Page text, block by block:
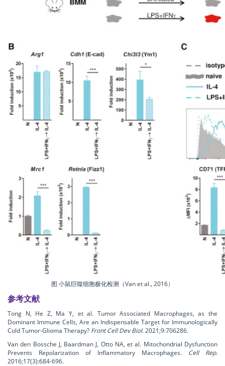
图 小鼠巨噬细胞极化检测（Van et al., 2016）
参考文献
Tong N, He Z, Ma Y, et al. Tumor Associated Macrophages, as the
Dominant Immune Cells, Are an Indispensable Target for Immunologically
Cold Tumor-Glioma Therapy? Front Cell Dev Biol.2021;9:706286.
Van den Bossche J, Baardman J, Otto NA, et al. Mitochondrial Dysfunction
Prevents Repolarization of Inflammatory Macrophages. Cell Rep.
2016;17(3):684-696.